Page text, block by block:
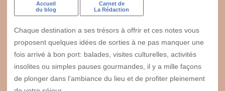
Accueil
du blog
Carnet de
La Rédaction
Chaque destination a ses trésors à offrir et ces notes vous
proposent quelques idées de sorties à ne pas manquer une
fois arrivé à bon port: balades, visites culturelles, activités
insolites ou simples pauses gourmandes, il y a mille façons
de plonger dans l’ambiance du lieu et de profiter pleinement